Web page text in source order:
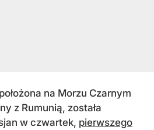
na Morzu Czarnym
z Rumunią, została
w czwartek, pierwszego